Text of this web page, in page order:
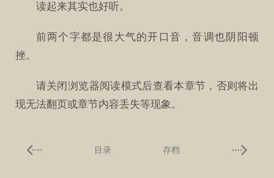
读起来其实也好听。
前两个字都是很大气的开口音，音调也阴阳顿
挫。
请关闭浏览器阅读模式后查看本章节，否则将出
现无法翻页或章节内容丢失等现象。
目录 存档